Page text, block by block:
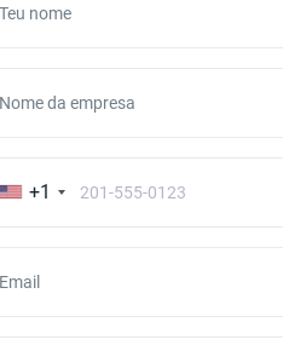
Teu nome
Nome da empresa
+1
Email